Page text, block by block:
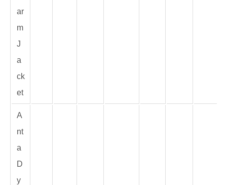
ar
m
J
a
ck
et
A
nt
a
D
y